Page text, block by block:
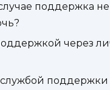
поддержка не
через
службой поддержки